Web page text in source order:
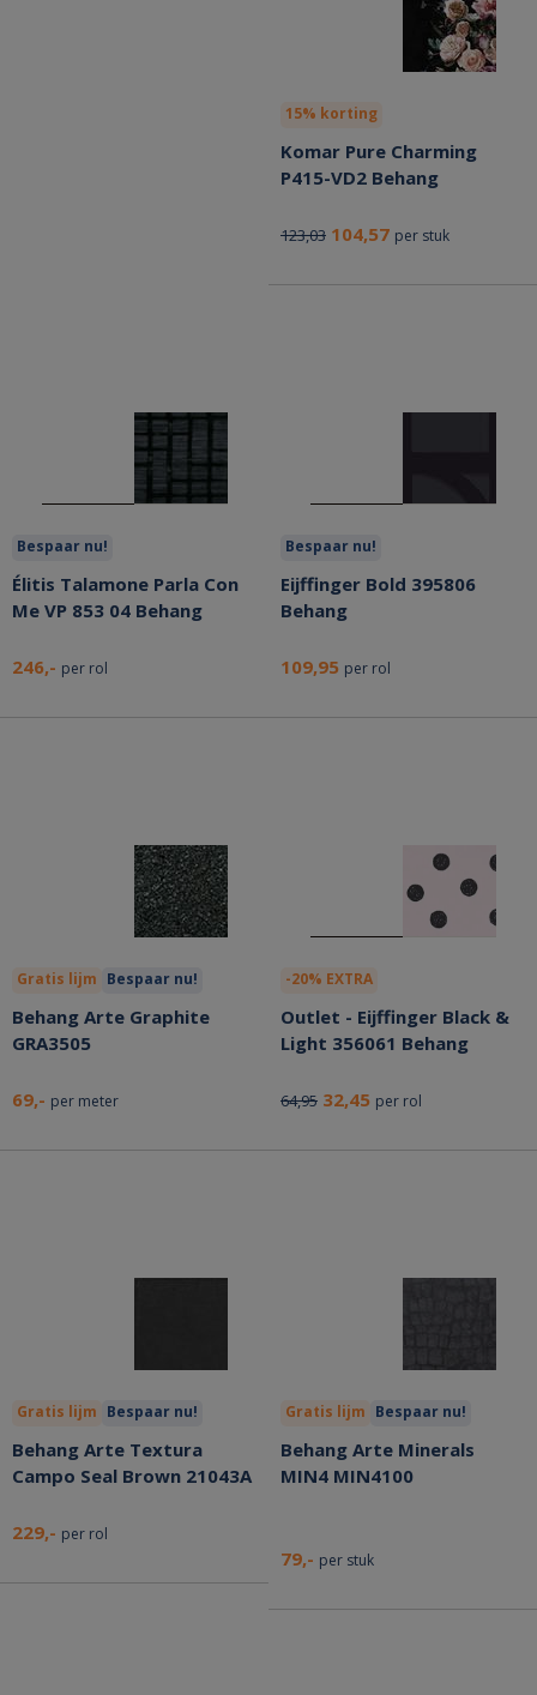
15% korting
Komar Pure Charming
P415-VD2 Behang
123,03 104,57 per stuk
Bespaar nu!
Élitis Talamone Parla Con
Me VP 853 04 Behang
246,- per rol
Bespaar nu!
Eijffinger Bold 395806
Behang
109,95 per rol
Gratis lijm Bespaar nu!
Behang Arte Graphite
GRA3505
69,- per meter
-20% EXTRA
Outlet - Eijffinger Black &
Light 356061 Behang
64,95 32,45 per rol
Gratis lijm Bespaar nu!
Behang Arte Textura
Campo Seal Brown 21043A
229,- per rol
Gratis lijm Bespaar nu!
Behang Arte Minerals
MIN4 MIN4100
79,- per stuk